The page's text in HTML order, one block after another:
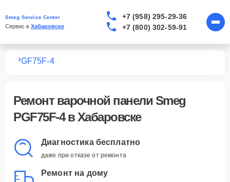
Smeg Service Center
Сервис в Хабаровске
+7 (958) 295-29-36
+7 (800) 302-59-91
PGF75F-4
Ремонт варочной панели Smeg
PGF75F-4в Хабаровске
Диагностика бесплатно
даже при отказе от ремонта
Ремонт на дому